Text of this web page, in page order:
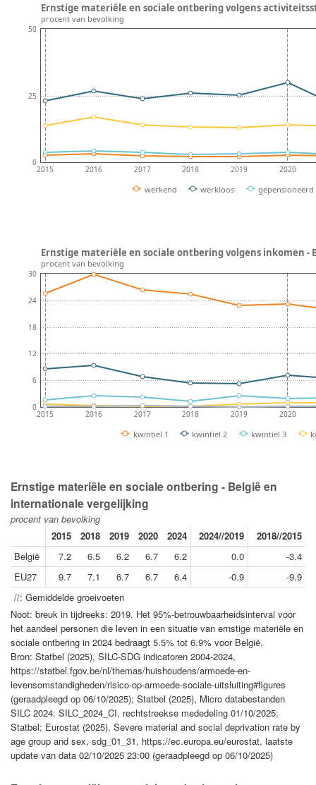
2015 2016 2017 2018 2019 2020
0
25
50
werkend werkloos gepensioneerd
Ernstige materiële en sociale ontbering volgens
procent van bevolking
2015 2016 2017 2018 2019 2020
0
6
12
18
24
30
kwintiel 1 kwintiel 2 kwintiel 3
Ernstige materiële en sociale ontbering volgens inkomen -
procent van bevolking
Ernstige materiële en sociale ontbering - België en
internationale vergelijking
procent van bevolking
2015
2018 2019 2020 2024 2024//2019
2018//2015
België
7.2 6.5 6.2 6.7 6.2 0.0
-3.4
EU27
9.7 7.1 6.7 6.7 6.4 -0.9
-9.9
//: Gemiddelde groeivoeten
Noot: breuk in tijdreeks: 2019. Het 95%-betrouwbaarheidsinterval voor
het aandeel personen die leven in een situatie van ernstige materiële en
sociale ontbering in 2024 bedraagt 5.5% tot 6.9% voor België.
Bron: Statbel (2025), SILC-SDG indicatoren 2004-2024,
https://statbel.fgov.be/nl/themas/huishoudens/armoede-en-
levensomstandigheden/risico-op-armoede-sociale-uitsluiting#figures
(geraadpleegd op 06/10/2025); Statbel (2025), Micro databestanden
SILC 2024: SILC_2024_CI, rechtstreekse mededeling 01/10/2025;
Statbel; Eurostat (2025), Severe material and social deprivation rate by
age group and sex, sdg_01_31, https://ec.europa.eu/eurostat, laatste
update van data 02/10/2025 23:00 (geraadpleegd op 06/10/2025)